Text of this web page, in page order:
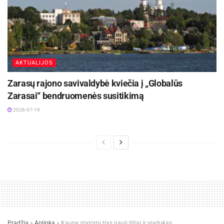
„Sūnaus neverčiu valgyti nei daržovių, nei vaisių.
Tiesiog jų pripjaustau ir padedu po nosim.
AKTUALIJOS
Zarasų rajono savivaldybė kviečia į „Globalūs
Zarasai“ bendruomenės susitikimą
2026-07-19